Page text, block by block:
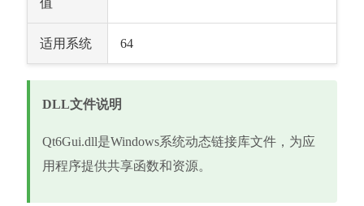
值
适用系统 64
DLL文件说明
Qt6Gui.dll是Windows系统动态链接库文件，为应
用程序提供共享函数和资源。